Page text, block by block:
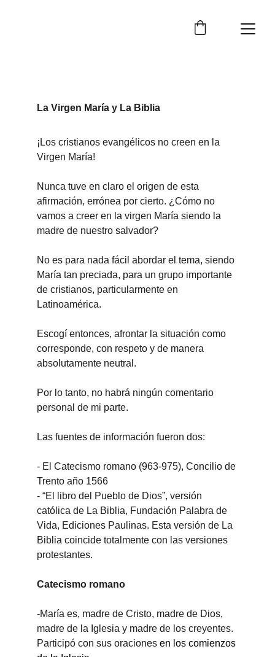
La Virgen María y La Biblia
¡Los cristianos evangélicos no creen en la
Virgen María!
Nunca tuve en claro el origen de esta
afirmación, errónea por cierto. ¿Cómo no
vamos a creer en la virgen María siendo la
madre de nuestro salvador?
No es para nada fácil abordar el tema, siendo
María tan preciada, para un grupo importante
de cristianos, particularmente en
Latinoamérica.
Escogí entonces, afrontar la situación como
corresponde, con respeto y de manera
absolutamente neutral.
Por lo tanto, no habrá ningún comentario
personal de mi parte.
Las fuentes de información fueron dos:
- El Catecismo romano (963-975), Concilio de
Trento año 1566
- “El libro del Pueblo de Dios”, versión
católica de La Biblia, Fundación Palabra de
Vida, Ediciones Paulinas. Esta versión de La
Biblia coincide totalmente con las versiones
protestantes.
Catecismo romano
-María es, madre de Cristo, madre de Dios,
madre de la Iglesia y madre de los creyentes.
Participó con sus oraciones en los comienzos